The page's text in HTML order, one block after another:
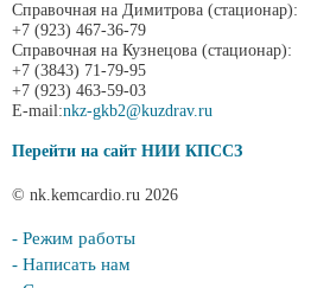
Справочная на Димитрова (стационар):
+7 (923) 467-36-79
Справочная на Кузнецова (стационар):
+7 (3843) 71-79-95
+7 (923) 463-59-03
E-mail:nkz-gkb2@kuzdrav.ru
Перейти на сайт НИИ КПССЗ
© nk.kemcardio.ru 2026
- Режим работы
- Написать нам